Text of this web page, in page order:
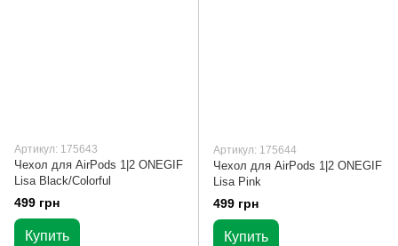
Артикул: 175643
Чехол для AirPods 1|2 ONEGIF
Lisa Black/Colorful
499 грн
Купить
Артикул: 175644
Чехол для AirPods 1|2 ONEGIF
Lisa Pink
499 грн
Купить